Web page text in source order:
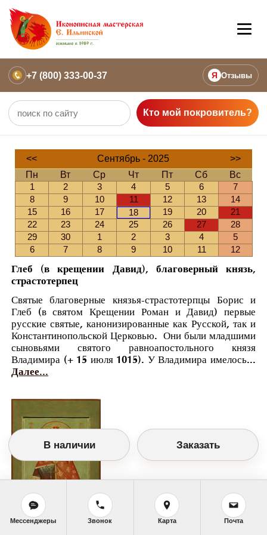
+7 (800) 333-00-37 Я Отзывы
Кто мой покровитель?
<< Сентябрь - 2025
>>
Пн
Вт Ср Чт Пт Сб
Вс
1
2 3 4 5 6
7
8
9 10 11 12 13
14
15
16 17 18 19 20
21
22
23 24 25 26 27
28
29
30 1 2 3 4
5
6
7 8 9 10 11 12
Глеб (в крещении Давид), благоверный князь,
страстотерпец
Святые благоверные князья-страстотерпцы Борис и
Глеб (в святом Крещении Роман и Давид) первые
русские святые, канонизированные как Русской, так и
Константинопольской Церковью. Они были младшими
сыновьями святого равноапостольного князя
Владимира (+ 15 июля 1015). У Владимира имелось...
Далее...
В наличии Заказать
Мессенджеры Звонок Карта Почта